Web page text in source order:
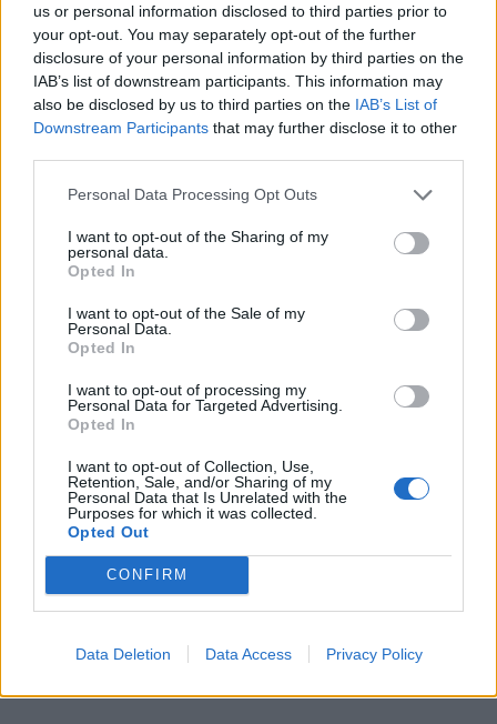
us or personal information disclosed to third parties prior to
your opt-out. You may separately opt-out of the further
disclosure of your personal information by third parties on the
IAB’s list of downstream participants. This information may
also be disclosed by us to third parties on the IAB’s List of
Downstream Participants that may further disclose it to other
Personal Data Processing Opt Outs
I want to opt-out of the Sharing of my
personal data.
Opted In
I want to opt-out of the Sale of my
Personal Data.
Opted In
I want to opt-out of processing my
Personal Data for Targeted Advertising.
Opted In
I want to opt-out of Collection, Use,
Retention, Sale, and/or Sharing of my
Personal Data that Is Unrelated with the
Purposes for which it was collected.
Opted Out
CONFIRM
Data Deletion Data Access Privacy Policy
Photo 1/3
Φωτογραφία: instagram/giannetos